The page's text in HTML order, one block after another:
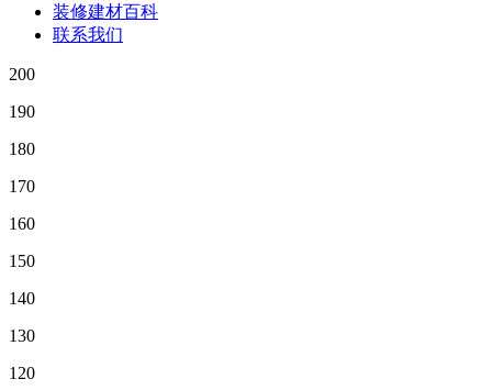
装修建材百科
联系我们
200
190
180
170
160
150
140
130
120